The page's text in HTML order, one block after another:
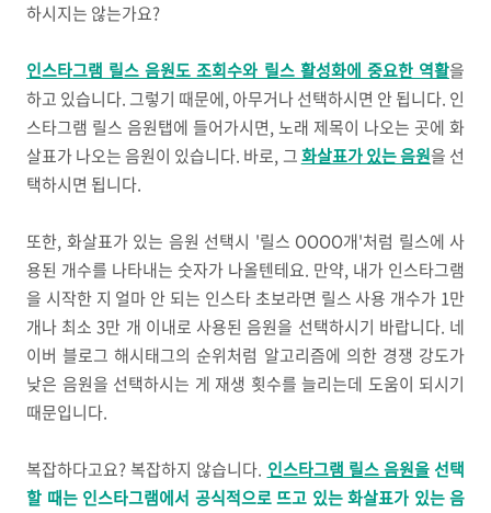
하시지는 않는가요?
인스타그램 릴스 음원도 조회수와 릴스 활성화에 중요한 역활을
하고 있습니다. 그렇기 때문에, 아무거나 선택하시면 안 됩니다. 인
스타그램 릴스 음원탭에 들어가시면, 노래 제목이 나오는 곳에 화
살표가 나오는 음원이 있습니다. 바로, 그화살표가 있는 음원을 선
택하시면 됩니다.
또한, 화살표가 있는 음원 선택시 '릴스 OOOO개'처럼 릴스에 사
용된 개수를 나타내는 숫자가 나올텐테요. 만약, 내가 인스타그램
을 시작한 지 얼마 안 되는 인스타 초보라면 릴스 사용 개수가 1만
개나 최소 3만 개 이내로 사용된 음원을 선택하시기 바랍니다. 네
이버 블로그 해시태그의 순위처럼 알고리즘에 의한 경쟁 강도가
낮은 음원을 선택하시는 게 재생 횟수를 늘리는데 도움이 되시기
때문입니다.
복잡하다고요? 복잡하지 않습니다. 인스타그램 릴스 음원을선택
할 때는 인스타그램에서 공식적으로 뜨고 있는 화살표가 있는 음